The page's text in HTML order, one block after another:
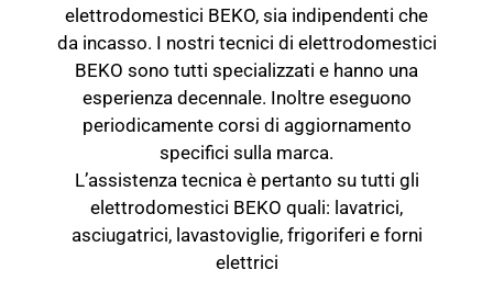
elettrodomestici BEKO, sia indipendenti che
da incasso. I nostri tecnici di elettrodomestici
BEKO sono tutti specializzati e hanno una
esperienza decennale. Inoltre eseguono
periodicamente corsi di aggiornamento
specifici sulla marca.
L’assistenza tecnica è pertanto su tutti gli
elettrodomestici BEKO quali: lavatrici,
asciugatrici, lavastoviglie, frigoriferi e forni
elettrici